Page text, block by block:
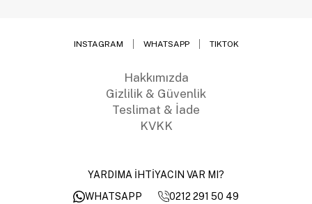
INSTAGRAM WHATSAPP TIKTOK
Hakkımızda
Gizlilik & Güvenlik
Teslimat & İade
KVKK
YARDIMA İHTİYACIN VAR MI?
WHATSAPP
0212 291 50 49